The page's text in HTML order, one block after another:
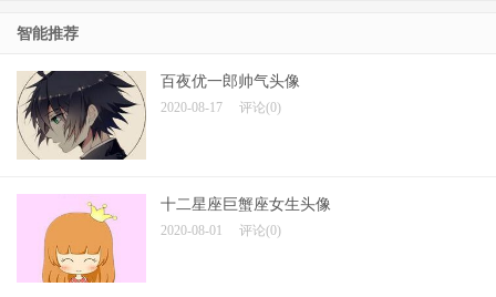
智能推荐
百夜优一郎帅气头像
2020-08-17 评论(0)
十二星座巨蟹座女生头像
2020-08-01 评论(0)